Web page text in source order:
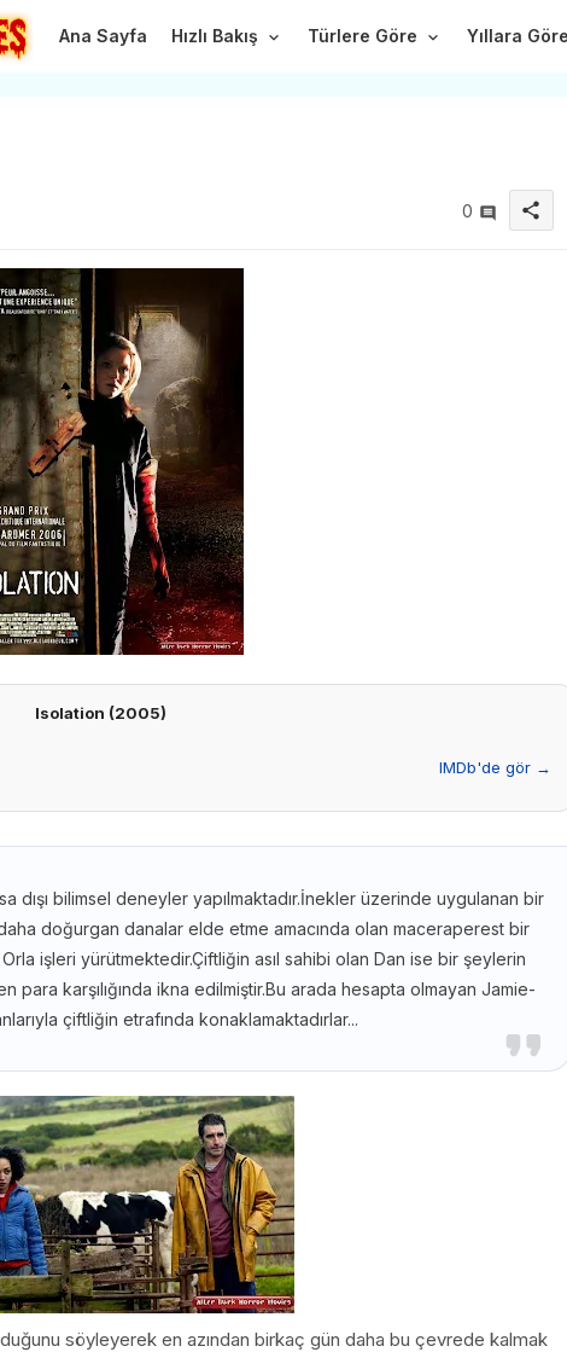
Ana Sayfa Hızlı Bakış Türlere Göre Yıllara
0 share
Isolation (2005)
IMDb'de gör →
dışı bilimsel deneyler yapılmaktadır.İnekler üzerinde uygulanan bir
doğurgan danalar elde etme amacında olan maceraperest bir
işleri yürütmektedir.Çiftliğin asıl sahibi olan Dan ise bir şeylerin
karşılığında ikna edilmiştir.Bu arada hesapta olmayan Jamie-
çiftliğin etrafında konaklamaktadırlar...
söyleyerek en azından birkaç gün daha bu çevrede kalmak